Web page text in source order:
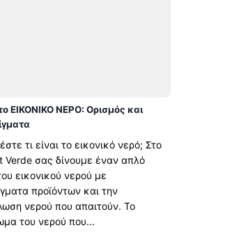
το ΕΙΚΟΝΙΚΟ ΝΕΡΟ: Ορισμός και
τι είναι το εικονικό νερό; Στο
Verde σας δίνουμε έναν απλό
εικονικού νερού με
προϊόντων και την
νερού που απαιτούν. Το
του νερού που...